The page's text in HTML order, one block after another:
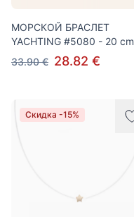
МОРСКОЙ БРАСЛЕТ
YACHTING #5080 - 20 cm
33.90 € 28.82 €
Скидка -15%